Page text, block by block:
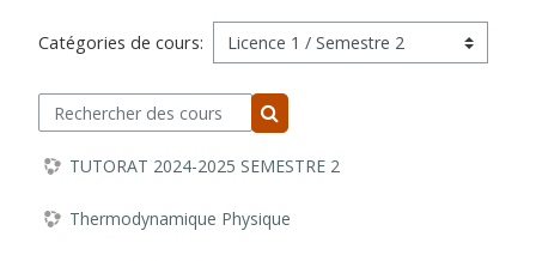
Catégories de cours:
Rechercher des cours
Rechercher des cours
TUTORAT 2024-2025 SEMESTRE 2
Thermodynamique Physique